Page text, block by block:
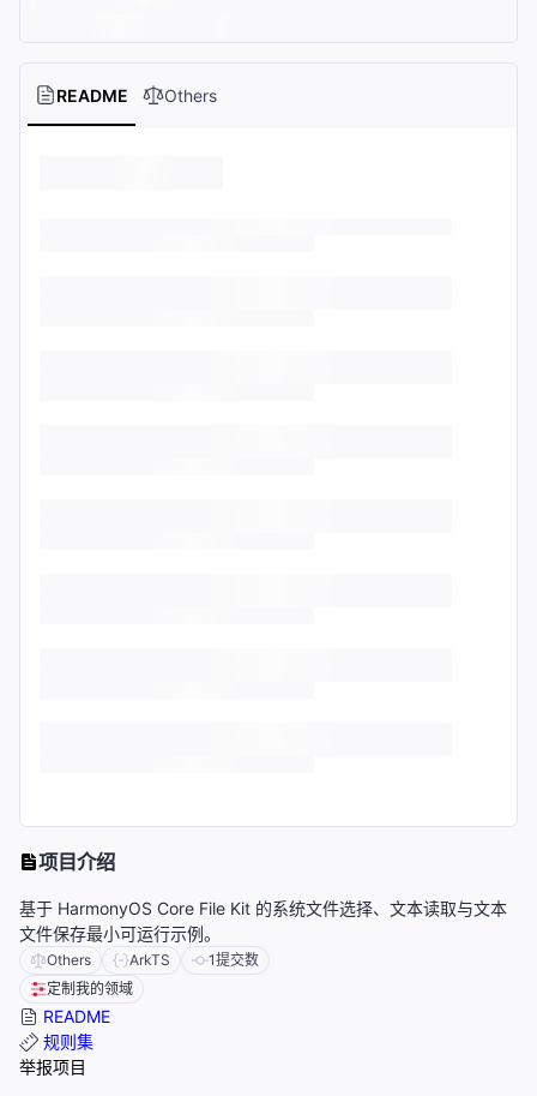
README Others
项目介绍
基于 HarmonyOS Core File Kit 的系统文件选择、文本读取与文本
文件保存最小可运行示例。
Others ArkTS 1提交数
定制我的领域
README
规则集
举报项目